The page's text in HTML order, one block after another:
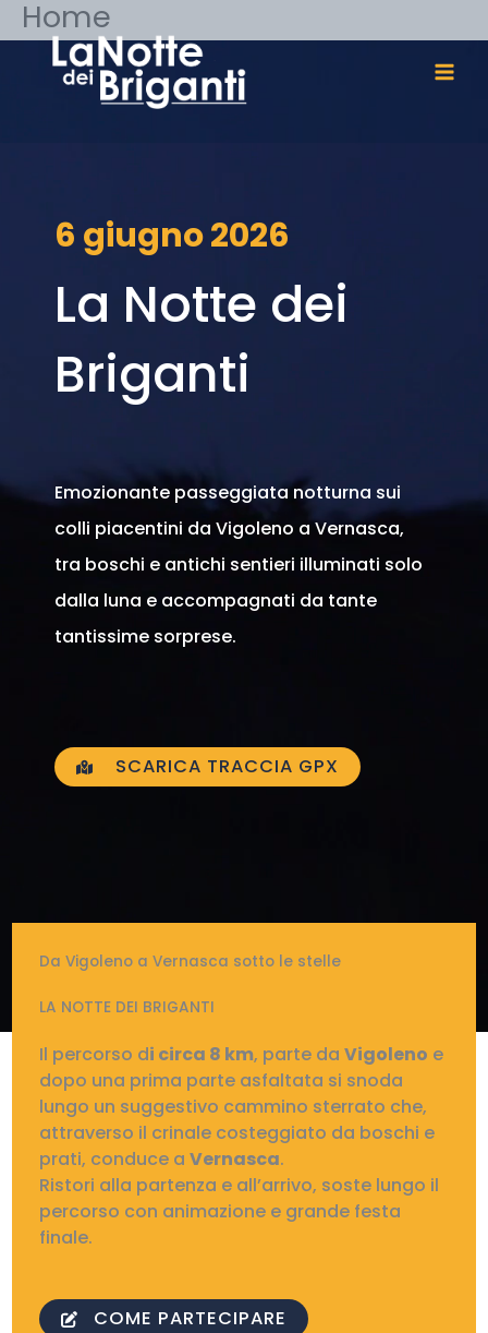
contenuto
Home
6 giugno 2026
La Notte dei
Briganti
Emozionante passeggiata notturna sui
colli piacentini da Vigoleno a Vernasca,
tra boschi e antichi sentieri illuminati solo
dalla luna e accompagnati da tante
tantissime sorprese.
SCARICA TRACCIA GPX
Da Vigoleno a Vernasca sotto le stelle
LA NOTTE DEI BRIGANTI
Il percorso di circa 8 km, parte da Vigoleno e
dopo una prima parte asfaltata si snoda
lungo un suggestivo cammino sterrato che,
attraverso il crinale costeggiato da boschi e
prati, conduce a Vernasca.
Ristori alla partenza e all’arrivo, soste lungo il
percorso con animazione e grande festa
finale.
COME PARTECIPARE